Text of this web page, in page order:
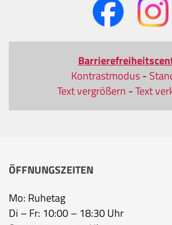
Kontrastmodus-
Text vergrößern -Text
ÖFFNUNGSZEITEN
Mo: Ruhetag
Di – Fr: 10:00 – 18:30 Uhr